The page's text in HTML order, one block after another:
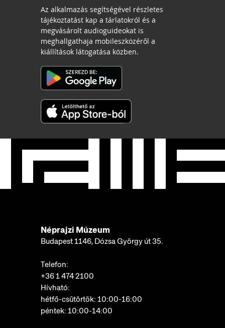
Az alkalmazás segítségével részletes
tájékoztatást kap a tárlatokról és a
megvásárolt audioguideokat is
meghallgathaja mobileszközéről a
kiállítások látogatása közben.
Néprajzi Múzeum
Budapest 1146, Dózsa György út 35.
Telefon:
+36 1 474 2100
Hívható:
hétfő-csütörtök: 10:00-16:00
péntek: 10:00-14:00